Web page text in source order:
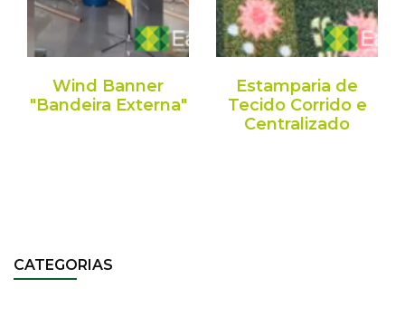
Wind Banner
"Bandeira Externa"
Estamparia de
Tecido Corrido e
Centralizado
CATEGORIAS